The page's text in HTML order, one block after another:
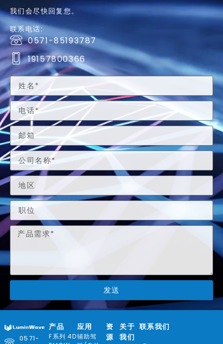
我们会尽快回复您。
联系电话:
0571-85193787
19157800366
发送
0571-
产品
F系列 4D
应用
辅助驾
资
源
关于
我们
联系我们